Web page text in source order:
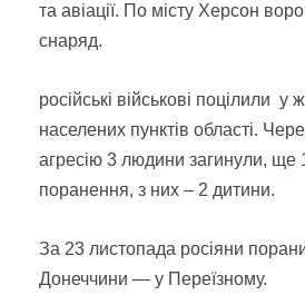
та авіації. По місту Херсон
снаряд.
російські військові поцілили у
населених пунктів області.
агресію 3 людини загинули, ще
поранення, з них – 2 дитини.
За 23 листопада росіяни
Донеччини — у Переїзному.